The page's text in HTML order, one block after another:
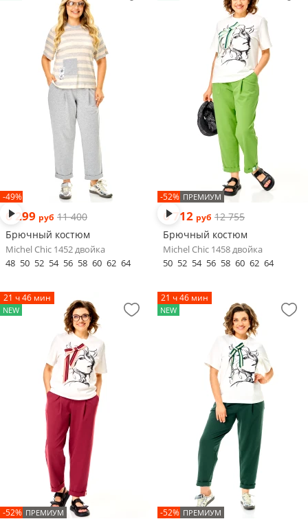
-49%
6 299 руб 11 400
Брючный костюм
Michel Chic 1452 двойка
48 50 52 54 56 58 60 62 64
-52% ПРЕМИУМ
6 712 руб 12 755
Брючный костюм
Michel Chic 1458 двойка
50 52 54 56 58 60 62 64
21 ч 46 мин
NEW
-52% ПРЕМИУМ
21 ч 46 мин
NEW
-52% ПРЕМИУМ